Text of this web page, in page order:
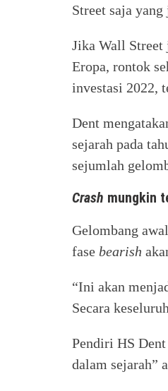
Street saja
Jika Wall Street
Eropa, rontok
investasi 2022,
Dent
sejarah pada
sejumlah
Crash mungkin
Gelombang
fase bearish
“Ini akan
Secara
Pendiri HS
dalam sejarah”